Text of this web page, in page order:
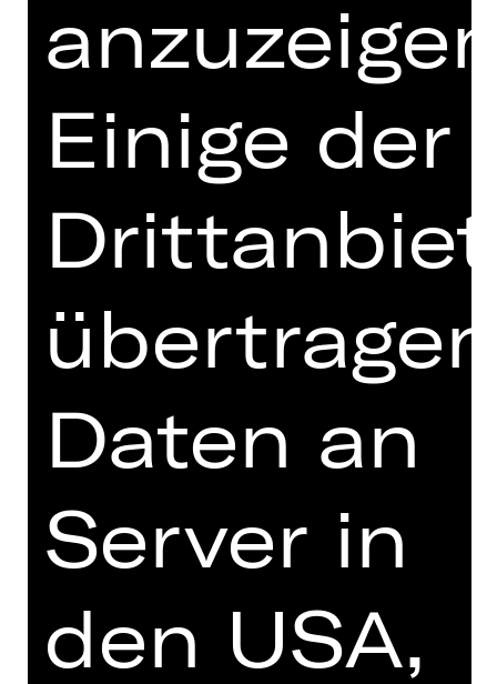
demütigende Realität unter den
Nürnberger Gesetzen. Aus den
Trümmern einer Kindheit wächst eine
größere Hoffnung: Freiheit.
Bildgewaltig, erschütternd und
Aichingers Roman vom Kindsein im
Krieg und vom unnachgiebigen
Nachkriegsjahr 1947, war das Buch ein
Tabubruch und wurde erst in jüngster
Zeit in seiner Bedeutung als ein
erkannt – und wird nun in der
poetischen und außergewöhnlichen
Regie von Salome Schneebeli das
erste Mal in Deutschland aufgeführt.
DIGITALE STÜCKEINFÜHRUNG
Einige der
übertragen
Daten an
Server in
den USA,